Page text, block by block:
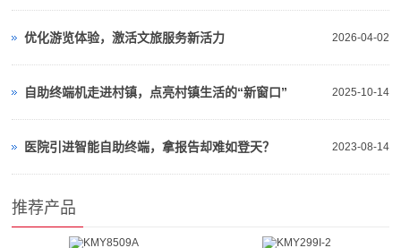
2026-04-02
优化游览体验，激活文旅服务新活力
2025-10-14
自助终端机走进村镇，点亮村镇生活的“新窗口”
2023-08-14
医院引进智能自助终端，拿报告却难如登天？
推荐产品